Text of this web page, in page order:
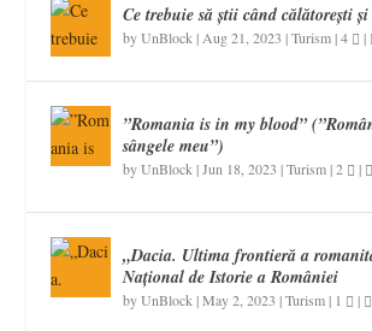
Ce trebuie să știi când călătorești
byUnBlock | Aug 21, 2023 |Turism|4 |
”Romania is in my blood”
sângele meu”)
byUnBlock |Jun 18, 2023 |Turism|2 |
„Dacia. Ultima frontieră a
Național de Istorie a României
byUnBlock |May 2, 2023 |Turism| 1 |